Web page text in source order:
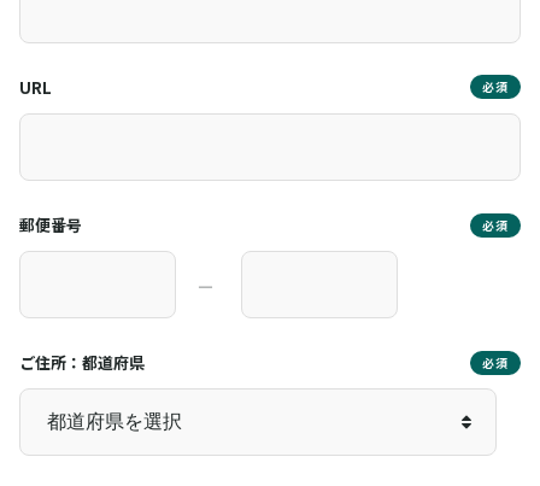
URL 必須
郵便番号 必須
―
ご住所：都道府県 必須